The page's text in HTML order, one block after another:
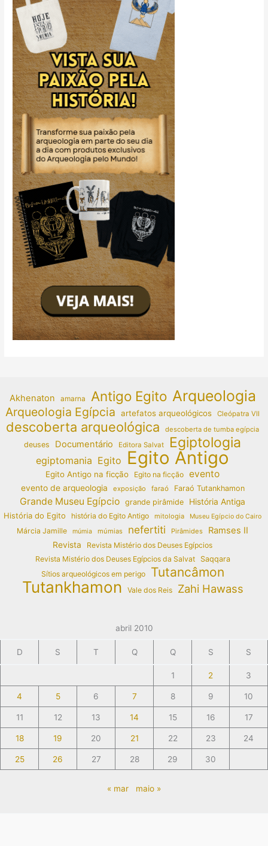
Akhenaton amarna Antigo Egito Arqueologia
Arqueologia Egípcia artefatos arqueológicos Cleópatra VII
descoberta arqueológica descoberta de tumba egípcia
deuses Documentário Editora Salvat Egiptologia
egiptomania Egito Egito Antigo
Egito Antigo na ficção Egito na ficção evento
evento de arqueologia exposição faraó Faraó Tutankhamon
Grande Museu Egípcio grande pirâmide
História Antiga
História do Egito
história do Egito Antigo mitologia Museu Egípcio do Cairo
Márcia Jamille múmia múmias nefertiti Pirâmides Ramses II
Revista
Revista Mistério dos Deuses Egípcios
Revista Mistério dos Deuses Egípcios da Salvat
Saqqara
Sítios arqueológicos em perigo
Tutancâmon
Tutankhamon Vale dos Reis Zahi Hawass
abril 2010
D S T Q Q S S
1 2 3
4 5 6 7 8 9 10
11 12 13 14 15 16 17
18 19 20 21 22 23 24
25 26 27 28 29 30
« mar maio »